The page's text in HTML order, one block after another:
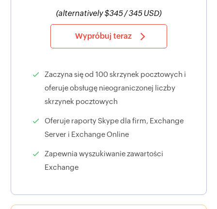
(alternatively $345 / 345 USD)
Wypróbuj teraz
Zaczyna się od 100 skrzynek pocztowych i
oferuje obsługę nieograniczonej liczby
skrzynek pocztowych
Oferuje raporty Skype dla firm, Exchange
Server i Exchange Online
Zapewnia wyszukiwanie zawartości
Exchange